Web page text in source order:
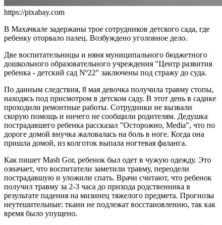
https://pixabay.com
В Махачкале задержаны трое сотрудников детского сада, где
ребенку оторвало палец. Возбуждено уголовное дело.
Две воспитательницы и няня муниципального бюджетного
дошкольного образовательного учреждения "Центр развития
ребенка - детский сад Nº22" заключены под стражу до суда.
По данным следствия, 8 мая девочка получила травму стопы,
находясь под присмотром в детском саду. В этот день в садике
проходили ремонтные работы. Сотрудники не вызвали
скорую помощь и ничего не сообщили родителям. Дедушка
пострадавшего ребенка рассказал "Осторожно, Media", что по
дороге домой внучка жаловалась на боль в ноге. Когда она
пришла домой, из колготок выпала ногтевая фаланга.
Как пишет Mash Gor, ребенок был одет в чужую одежду. Это
означает, что воспитатели заметили травму, переодели
пострадавшую и уложили спать. Врачи считают, что ребенок
получил травму за 2-3 часа до прихода родственника в
результате падения на мизинец тяжелого предмета. Прогнозы
неутешительные: ткани не подлежат восстановлению, так как
время было упущено.